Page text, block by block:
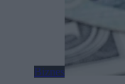
Biznes